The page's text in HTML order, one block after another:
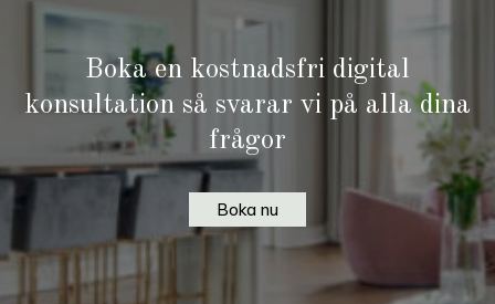
Boka en kostnadsfri digital
konsultation så svarar vi på alla dina
frågor
Boka nu